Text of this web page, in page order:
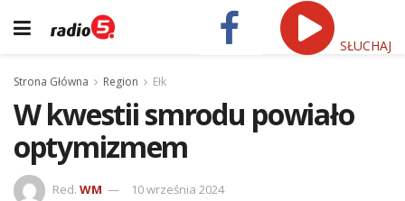
SŁUCHAJ
Strona Główna Region Ełk
W kwestii smrodu powiało
optymizmem
Red. WM 10 września 2024